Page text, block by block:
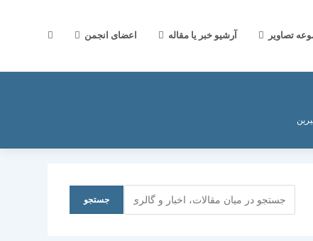
تصاویر آرشیو خبر یا مقاله اعضای انجمن جستجوی
جستجو